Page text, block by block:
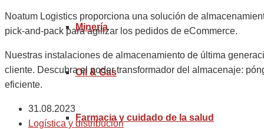
Minería
Oil & Gas
Farmacia y cuidado de la salud
Noatum Logistics proporciona una solución de
pick-and-pack para agilizar los pedidos de eCommerce.
Nuestras instalaciones de almacenamiento de última
cliente. Descubra el poder transformador del almacenaje:
eficiente.
31.08.2023
Logística y distribución